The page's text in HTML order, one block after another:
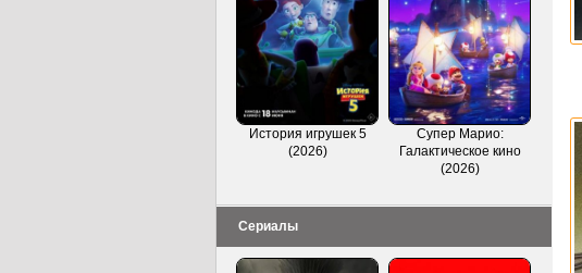
История игрушек 5
(2026)
Супер Марио:
Галактическое кино
(2026)
Сериалы